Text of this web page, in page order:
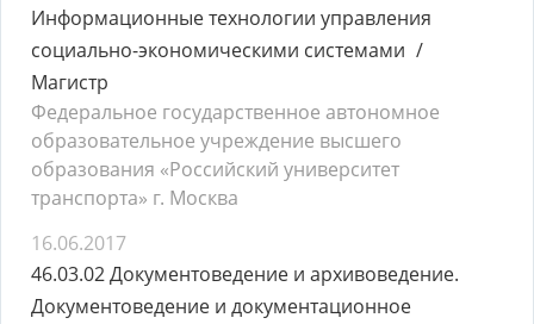
Информационные технологии управления
социально-экономическими системами
Магистр
Федеральное государственное автономное
образовательное учреждение высшего
образования «Российский университет
транспорта» г. Москва
16.06.2017
46.03.02 Документоведение и архивоведение.
Документоведение и документационное